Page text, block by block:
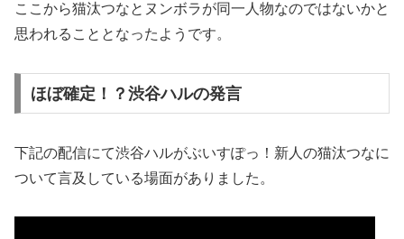
ここから猫汰つなとヌンボラが同一人物なのではないかと
思われることとなったようです。
ほぼ確定！？渋谷ハルの発言
下記の配信にて渋谷ハルがぶいすぽっ！新人の猫汰つなに
ついて言及している場面がありました。